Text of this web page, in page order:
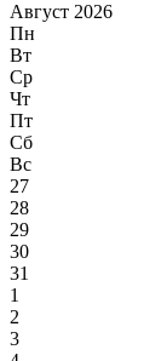
Август 2026
Пн
Вт
Ср
Чт
Пт
Сб
Вс
27
28
29
30
31
1
2
3